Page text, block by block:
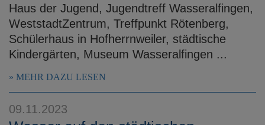
Haus der Jugend, Jugendtreff Wasseralfingen,
WeststadtZentrum, Treffpunkt Rötenberg,
Schülerhaus in Hofherrnweiler, städtische
Kindergärten, Museum Wasseralfingen ...
MEHR DAZU LESEN
09.11.2023